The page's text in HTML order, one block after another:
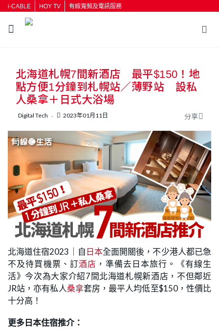
i-CABLE HOY TV 有線寬頻及電訊服務
按輸入鍵開始搜尋
北海道札幌7間新酒店 最平$150！地
點方便1分鐘到札幌站／薄野站 設私
人桑拿＋日式大浴場
Digital Tech 2023年01月11日 分享
北海道住宿2023｜自 日本全面開關後，不少港人都已急
不及待買機票、訂酒店 ，準備去日本旅行。《有線生
活》今次為大家介紹7間北海道札幌新酒店，不但鄰近
JR站，亦有私人桑拿套房，最平人均低至$150，性價比
十分高！
更多日本住宿推介：